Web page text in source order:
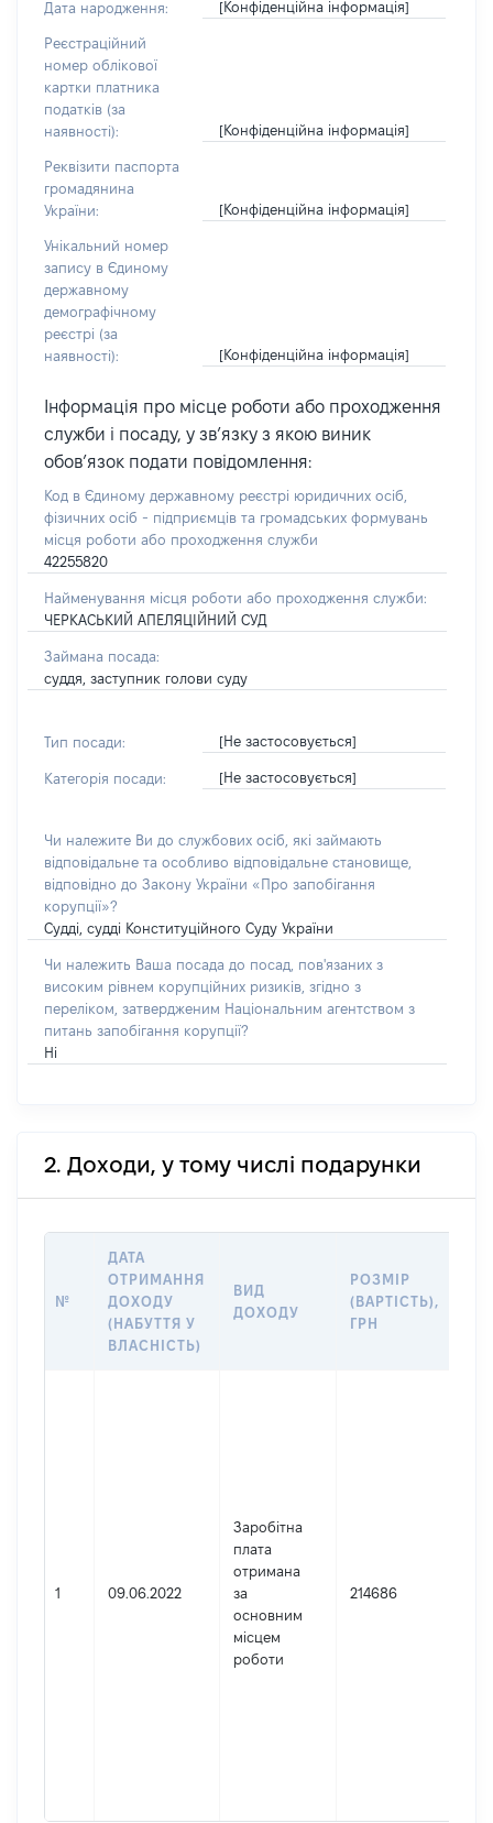
Дата народження: [Конфіденційна інформація]
Реєстраційний
номер облікової
картки платника
податків (за
наявності):
[Конфіденційна інформація]
Реквізити паспорта
громадянина
України:
[Конфіденційна інформація]
Унікальний номер
запису в Єдиному
державному
демографічному
реєстрі (за
наявності):
[Конфіденційна інформація]
Інформація про місце роботи або проходження
служби і посаду, у зв’язку з якою виник
обов’язок подати повідомлення:
Код в Єдиному державному реєстрі юридичних осіб,
фізичних осіб - підприємців та громадських формувань
місця роботи або проходження служби
42255820
Найменування місця роботи або проходження служби:
ЧЕРКАСЬКИЙ АПЕЛЯЦІЙНИЙ СУД
Займана посада:
суддя, заступник голови суду
Тип посади: [Не застосовується]
Категорія посади: [Не застосовується]
Чи належите Ви до службових осіб, які займають
відповідальне та особливо відповідальне становище,
відповідно до Закону України «Про запобігання
корупції»?
Судді, судді Конституційного Суду України
Чи належить Ваша посада до посад, пов'язаних з
високим рівнем корупційних ризиків, згідно з
переліком, затвердженим Національним агентством з
питань запобігання корупції?
Ні
2. Доходи, у тому числі подарунки
№
ДАТА
ОТРИМАННЯ
ДОХОДУ
(НАБУТТЯ У
ВЛАСНІСТЬ)
ВИД
ДОХОДУ
РОЗМІР
(ВАРТІСТЬ),
ГРН
1 09.06.2022
Заробітна
плата
отримана
за
основним
місцем
роботи
214686